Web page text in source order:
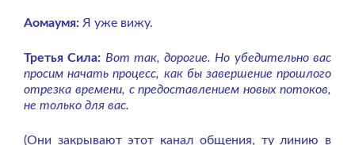
Аомаумя: Я уже вижу.
Третья Сила: Вот так, дорогие. Но убедительно вас
просим начать процесс, как бы завершение прошлого
отрезка времени, с предоставлением новых потоков,
не только для вас.
(Они закрывают этот канал общения, ту линию в